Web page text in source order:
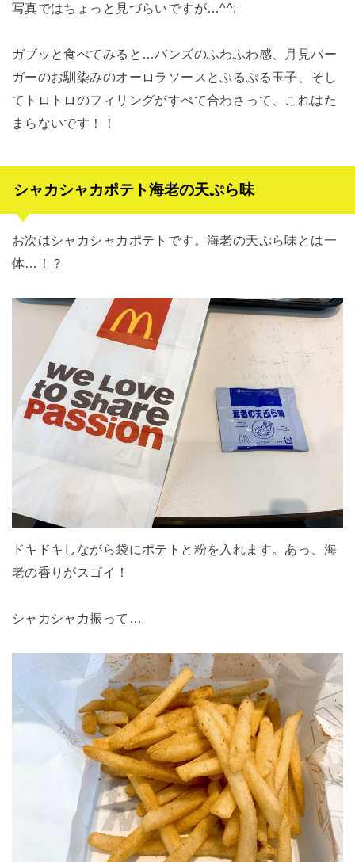
写真ではちょっと見づらいですが…^^;
ガブッと食べてみると…バンズのふわふわ感、月見バー
ガーのお馴染みのオーロラソースとぷるぷる玉子、そし
てトロトロのフィリングがすべて合わさって、これはた
まらないです！！
シャカシャカポテト海老の天ぷら味
お次はシャカシャカポテトです。海老の天ぷら味とは一
体…！？
ドキドキしながら袋にポテトと粉を入れます。あっ、海
老の香りがスゴイ！
シャカシャカ振って…